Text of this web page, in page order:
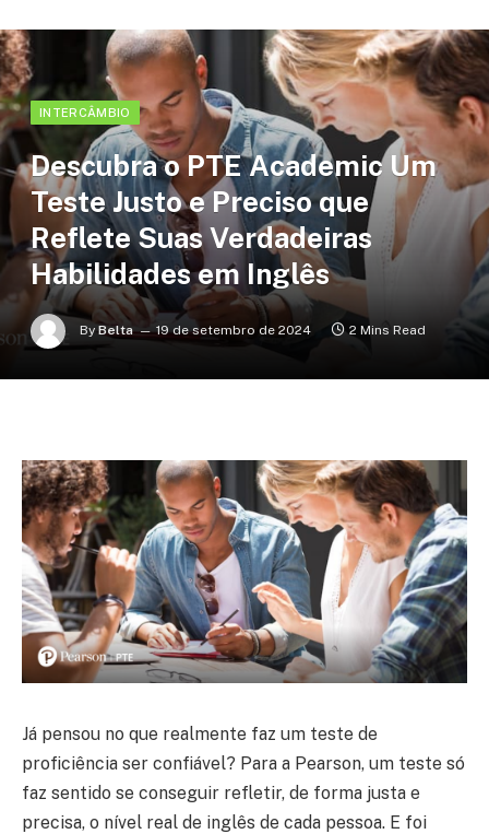
INTERCÂMBIO
Descubra o PTE Academic Um
Teste Justo e Preciso que
Reflete Suas Verdadeiras
Habilidades em Inglês
By Belta 19 de setembro de 2024 2 Mins Read
Já pensou no que realmente faz um teste de
proficiência ser confiável? Para a Pearson, um teste só
faz sentido se conseguir refletir, de forma justa e
precisa, o nível real de inglês de cada pessoa. E foi